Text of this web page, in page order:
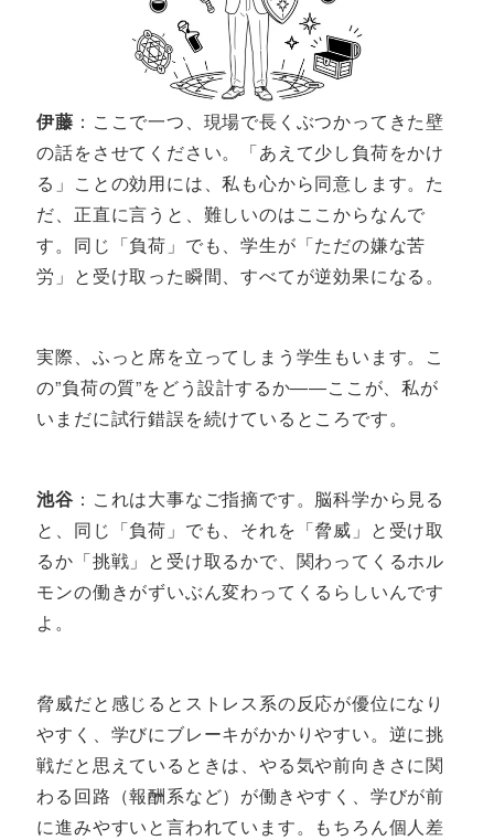
伊藤 ：ここで一つ、現場で長くぶつかってきた壁
の話をさせてください。「あえて少し負荷をかけ
る」ことの効用には、私も心から同意します。た
だ、正直に言うと、難しいのはここからなんで
す。同じ「負荷」でも、学生が「ただの嫌な苦
労」と受け取った瞬間、すべてが逆効果になる。
実際、ふっと席を立ってしまう学生もいます。こ
の”負荷の質”をどう設計するか――ここが、私が
いまだに試行錯誤を続けているところです。
池谷 ：これは大事なご指摘です。脳科学から見る
と、同じ「負荷」でも、それを「脅威」と受け取
るか「挑戦」と受け取るかで、関わってくるホル
モンの働きがずいぶん変わってくるらしいんです
よ。
脅威だと感じるとストレス系の反応が優位になり
やすく、学びにブレーキがかかりやすい。逆に挑
戦だと思えているときは、やる気や前向きさに関
わる回路（報酬系など）が働きやすく、学びが前
に進みやすいと言われています。もちろん個人差